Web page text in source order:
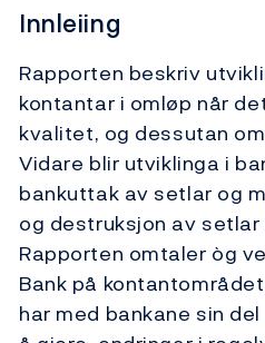
Innleiing
Rapporten beskriv
kontantar i omløp når
kvalitet, og dessutan
Vidare blir utviklinga i
bankuttak av setlar og
og destruksjon av
Rapporten omtaler òg
Bank på
har med bankane sin